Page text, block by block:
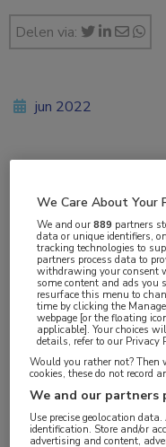
Delen via:
De combinatie van
(ADT), docetaxel
jun 2022
Oncologie,Urologie
Aandachtsgebieden:
Uro-oncologie
Tags:
abirateron
We Care About Your
We and our889 partners
data or unique identifiers,
tracking technologies to
partners process data to
withdrawing your consent
some content and ads you
resurface this menu to
time by clicking the
webpage [or the floating
applicable]. Your choices
details, refer to our Privacy
Would you rather not?
cookies, these do not record
We and our partners
Use precise geolocation
identification. Store and/or
advertising and content,